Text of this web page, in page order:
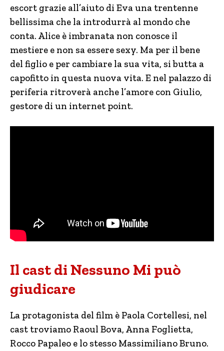
escort grazie all’aiuto di Eva una trentenne
bellissima che la introdurrà al mondo che
conta. Alice è imbranata non conosce il
mestiere e non sa essere sexy. Ma per il bene
del figlio e per cambiare la sua vita, si butta a
capofitto in questa nuova vita. E nel palazzo di
periferia ritroverà anche l’amore con Giulio,
gestore di un internet point.
Il cast di Nessuno Mi può
giudicare
La protagonista del film è Paola Cortellesi, nel
cast troviamo Raoul Bova, Anna Foglietta,
Rocco Papaleo e lo stesso Massimiliano Bruno.